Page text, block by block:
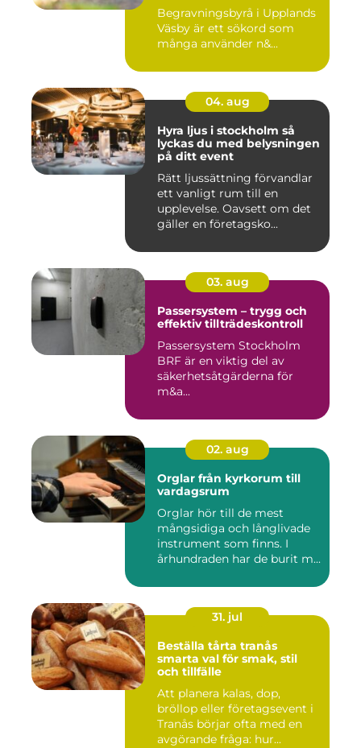
Begravningsbyrå i Upplands
Väsby är ett sökord som
många använder n&...
04. aug
Hyra ljus i stockholm så
lyckas du med belysningen
på ditt event
Rätt ljussättning förvandlar
ett vanligt rum till en
upplevelse. Oavsett om det
gäller en företagsko...
03. aug
Passersystem – trygg och
effektiv tillträdeskontroll
Passersystem Stockholm
BRF är en viktig del av
säkerhetsåtgärderna för
m&a...
02. aug
Orglar från kyrkorum till
vardagsrum
Orglar hör till de mest
mångsidiga och långlivade
instrument som finns. I
århundraden har de burit m...
31. jul
Beställa tårta tranås
smarta val för smak, stil
och tillfälle
Att planera kalas, dop,
bröllop eller företagsevent i
Tranås börjar ofta med en
avgörande fråga: hur...